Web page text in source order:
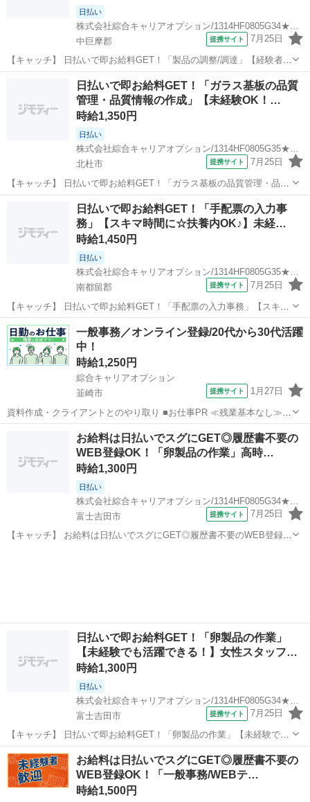
日払い
中巨摩郡
提携サイト 7月25日
【キャッチ】 日払いで即お給料GET！「製品の調整/調達」【経験者向
けマイスターワーク！】土日祝休み！憧れの高収入Work！！高時給
も出来る仕事ない...
中巨摩郡 一般事務
日払いで即お給料GET！「ガラス基板の品質
管理・品質情報の作成」【未経験OK！…
時給1,350円
日払い
株式会社綜合キャリアオプション/1314HF0805G35★26-N
北杜市
提携サイト 7月25日
【キャッチ】 日払いで即お給料GET！「ガラス基板の品質管理・品質
情報の作成」【未経験OK！】土日祝休み！モノ足りない方に・残業
20H未満♪高時給1350円！ 【コメント】 製造のお仕事が豊富★未経験
で働いてみたい方も大歓...
北杜市 一般事務
日払いで即お給料GET！「手配票の入力事
務」【スキマ時間に☆扶養内OK♪】未経…
時給1,450円
日払い
株式会社綜合キャリアオプション/1314HF0805G35★28-N
南都留郡
提携サイト 7月25日
【キャッチ】 日払いで即お給料GET！「手配票の入力事務」【スキマ
時間に☆扶養内OK♪】未経験スタート大歓迎♪定時上がりで自分タイム
♪高時給1450円！ 【コメント】 製造のお仕事をお探しの方必見！ 「経
験ないけど大丈夫...
山梨 南都留郡 一般事務
一般事務／オンライン登録/20代から30代活躍
中！
時給1,250円
綜合キャリアオプション
韮崎市
提携サイト 1月27日
資料作成・クライアントとのやり取り ■お仕事PR ≪残業基本なし≫
自分の時間をしっかり確保できる、 残業基本ナシのお仕事♪ オンとオ
フをきっちり切り替えたい方にオススメ！ ≪週休2日制≫ 週末は家族
や友人と一緒にプライベ...
一般事務
お給料は日払いでスグにGET◎履歴書不要の
WEB登録OK！「卵製品の作業」高時…
時給1,300円
日払い
富士吉田市
提携サイト 7月25日
【キャッチ】 お給料は日払いでスグにGET◎履歴書不要のWEB登録
日払いで即お給料GET！「卵製品の作業」
【未経験でも活躍できる！】女性スタッフ…
時給1,300円
日払い
富士吉田市
提携サイト 7月25日
【キャッチ】 日払いで即お給料GET！「卵製品の作業」【未経験でも
活躍できる！】女性スタッフさんも活躍中♪残業ほぼナシ！少人数体
制！高時給1300円！ 【コメント】 製造のお仕事をお探しの方必見！
「経験ないけど大丈夫か...
山梨 富士吉田市 一般事務
お給料は日払いでスグにGET◎履歴書不要の
WEB登録OK！「一般事務/WEBテ…
時給1,500円